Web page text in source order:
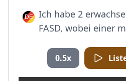
Ich habe 2
FASD, wobei einer
0.5x